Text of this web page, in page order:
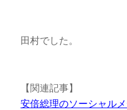
田村でした。
【関連記事】
安倍総理のソーシャル